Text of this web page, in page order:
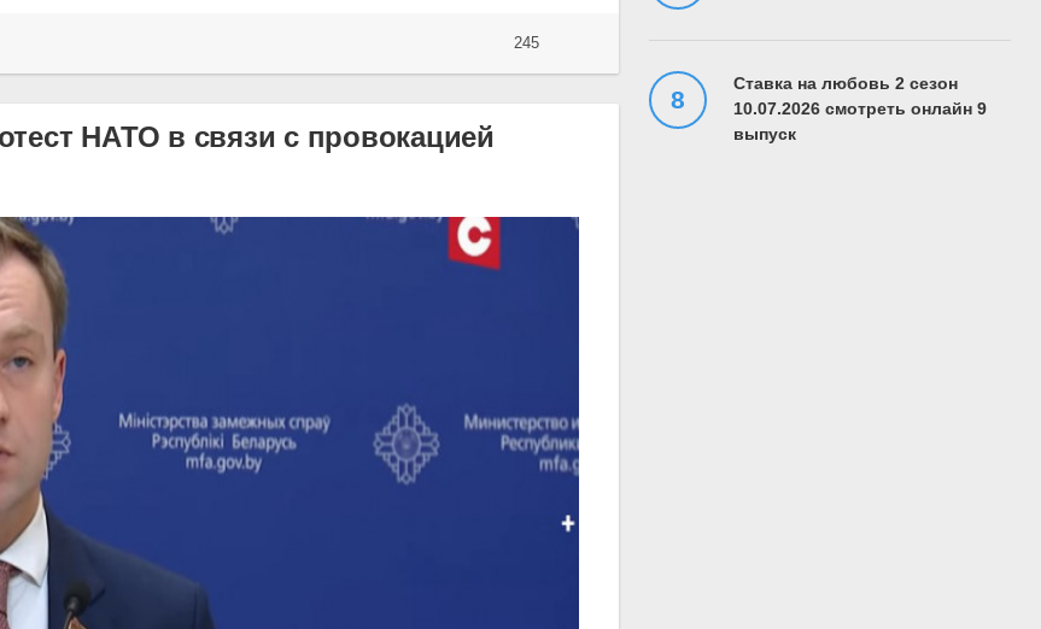
245
НАТО в связи с провокацией
Ставка на любовь 2 сезон
10.07.2026 смотреть онлайн 9
выпуск